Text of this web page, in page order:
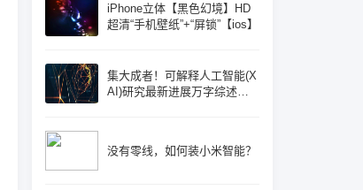
iPhone立体【黑色幻境】HD
超清“手机壁纸”+“屏锁”【ios】
集大成者！可解释人工智能(X
AI)研究最新进展万字综述论
没有零线，如何装小米智能？